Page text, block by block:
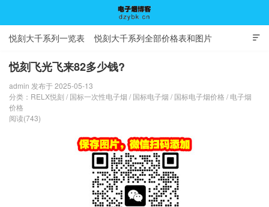
电子烟博客

悦刻大千系列一览表 悦刻大千系列全部价格表和图片
悦刻飞光飞来82多少钱?
admin 发布于 2025-05-13
分类： RELX悦刻 / 国标一次性电子烟 / 国标电子烟 / 国标电子烟价格 / 电子烟
价格
阅读(743)